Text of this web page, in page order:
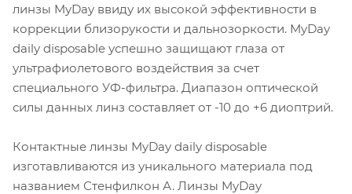
линзы MyDay ввиду их высокой эффективности в
коррекции близорукости и дальнозоркости. MyDay
daily disposable успешно защищают глаза от
ультрафиолетового воздействия за счет
специального УФ-фильтра. Диапазон оптической
силы данных линз составляет от -10 до +6 диоптрий.
Контактные линзы MyDay daily disposable
изготавливаются из уникального материала под
названием Стенфилкон А. Линзы MyDay